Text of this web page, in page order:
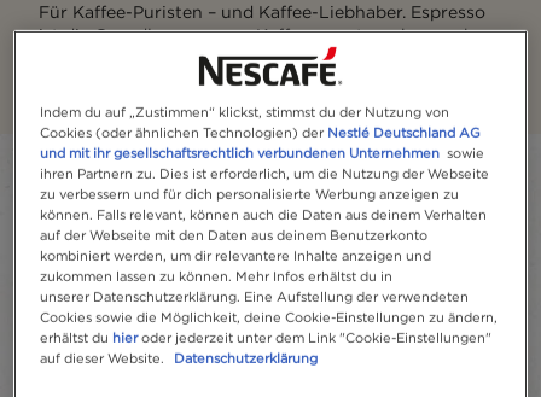
Für Kaffee-Puristen – und Kaffee-Liebhaber. Espresso
ist die Grundlage unserer Kaffeerezepte – aber auch
pur schmeckt er fantastisch.
Filter
4 Rezepte Sort: Am meisten empfohlen
content-grid
Indem du auf „Zustimmen“ klickst, stimmst du der Nutzung von
Cookies (oder ähnlichen Technologien) der Nestlé Deutschland AG
und mit ihr gesellschaftsrechtlich verbundenen Unternehmen sowie
ihren Partnern zu. Dies ist erforderlich, um die Nutzung der Webseite
zu verbessern und für dich personalisierte Werbung anzeigen zu
können. Falls relevant, können auch die Daten aus deinem Verhalten
auf der Webseite mit den Daten aus deinem Benutzerkonto
kombiniert werden, um dir relevantere Inhalte anzeigen und
zukommen lassen zu können. Mehr Infos erhältst du in
unserer Datenschutzerklärung. Eine Aufstellung der verwendeten
Cookies sowie die Möglichkeit, deine Cookie-Einstellungen zu ändern,
erhältst du hieroder jederzeit unter dem Link "Cookie-Einstellungen"
auf dieser Website.
Datenschutzerklärung